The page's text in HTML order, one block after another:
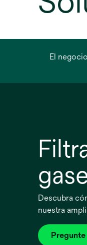
El
Descubra
nuestra